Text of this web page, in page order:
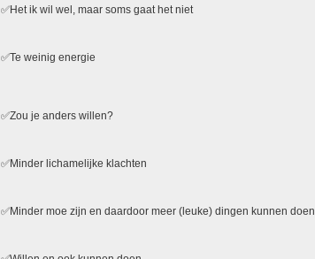
✅Het ik wil wel, maar soms gaat het niet
✅Te weinig energie
✅Zou je anders willen?
✅Minder lichamelijke klachten
✅Minder moe zijn en daardoor meer (leuke) dingen kunnen doen